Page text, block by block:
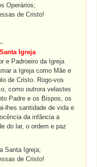
Operários;
de Cristo!
Igreja
e Padroeiro da Igreja
a Igreja como Mãe e
de Cristo. Rogo-vos
como outrora velastes
Padre e os Bispos, os
lhes santidade de vida e
da infância a
do lar, o ordem e paz
Santa Igreja;
de Cristo!